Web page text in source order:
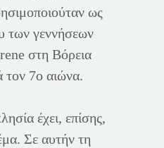
ως
των γεννήσεων
στη Βόρεια
τον 7ο αιώνα.
έχει, επίσης,
Σε αυτήν τη